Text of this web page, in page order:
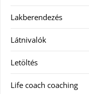
Lakberendezés
Látnivalók
Letöltés
Life coach coaching